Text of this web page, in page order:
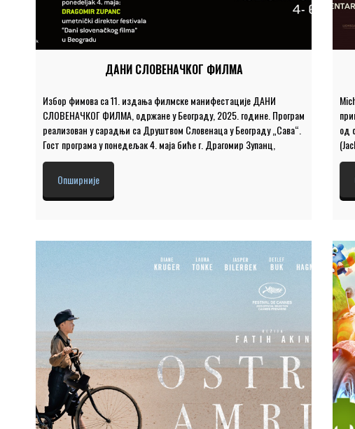
ДАНИ СЛОВЕНАЧКОГ ФИЛМА
Избор фимова са 11. издања филмске манифестације ДАНИ
СЛОВЕНАЧКОГ ФИЛМА, одржане у Београду, 2025. године. Програм
реализован у сарадњи са Друштвом Словенаца у Београду „Сава“.
Гост програма у понедељак 4. маја биће г. Драгомир Зупанц,
уметнички директор ДСФ. Место и време: Велика и мала сала, од
понедељка 4. до среде 6. маја 2026. године Велика сала,
понедељак, 4. мај у 19.30, ИТА РИНА, ДИВА ИЗ ДИВАЧЕ, кратки
филм из циклуса „Знаменити Словенци“, 11 мин ОРКЕСТАР,
Опширније
од